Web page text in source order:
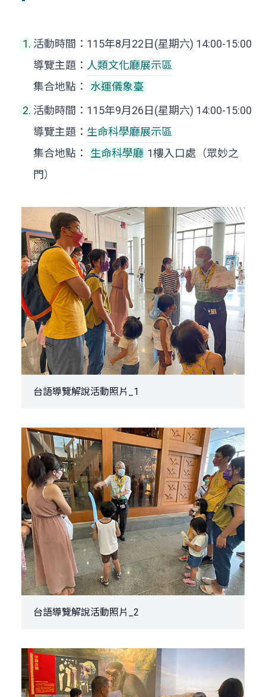
活動時間：115年8月22日(星期六) 14:00-15:00
導覽主題： 人類文化廳展示區
集合地點：
水運儀象臺
活動時間：115年9月26日(星期六) 14:00-15:00
導覽主題： 生命科學廳展示區
集合地點：
生命科學廳 1樓入口處（眾妙之
門）
台語導覽解說活動照片_1
台語導覽解說活動照片_2